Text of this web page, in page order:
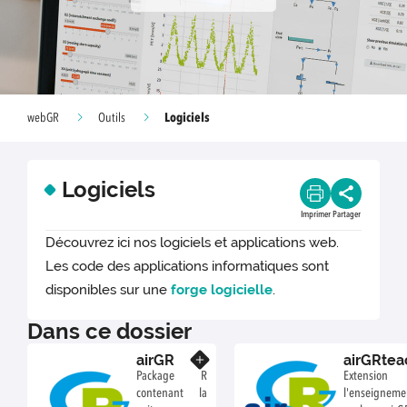
webGR Outils Logiciels
Logiciels
Imprimer Partager
Découvrez ici nos logiciels et applications web.
Les code des applications informatiques sont
disponibles sur uneforge logicielle.
Dans ce dossier
airGR
Package R
contenant la